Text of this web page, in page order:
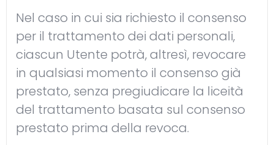
Nel caso in cui sia richiesto il consenso
per il trattamento dei dati personali,
ciascun Utente potrà, altresì, revocare
in qualsiasi momento il consenso già
prestato, senza pregiudicare la liceità
del trattamento basata sul consenso
prestato prima della revoca.